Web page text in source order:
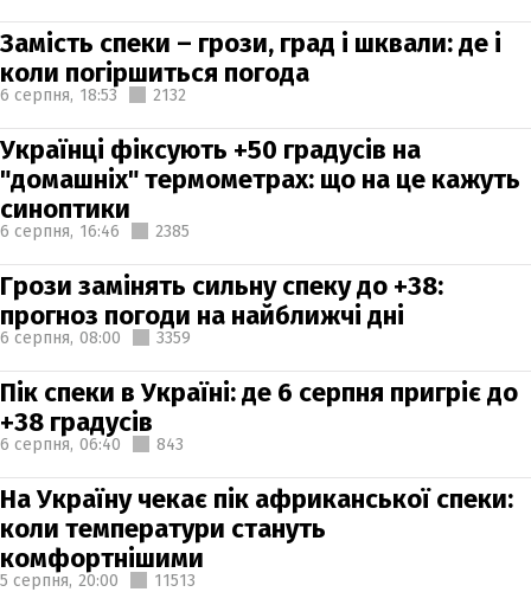
Замість спеки – грози, град і шквали: де і
коли погіршиться погода
6 серпня, 18:53 2132
Українці фіксують +50 градусів на
"домашніх" термометрах: що на це кажуть
синоптики
6 серпня, 16:46 2385
Грози замінять сильну спеку до +38:
прогноз погоди на найближчі дні
6 серпня, 08:00 3359
Пік спеки в Україні: де 6 серпня пригріє до
+38 градусів
6 серпня, 06:40 843
На Україну чекає пік африканської спеки:
коли температури стануть
комфортнішими
5 серпня, 20:00 11513